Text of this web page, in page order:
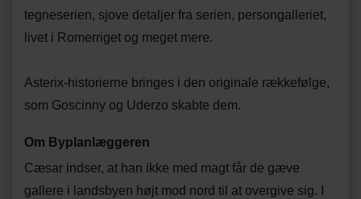
tegneserien, sjove detaljer fra serien, persongalleriet,
livet i Romerriget og meget mere.
Asterix-historierne bringes i den originale rækkefølge,
som Goscinny og Uderzo skabte dem.
Om Byplanlæggeren
Cæsar indser, at han ikke med magt får de gæve
gallere i landsbyen højt mod nord til at overgive sig. I